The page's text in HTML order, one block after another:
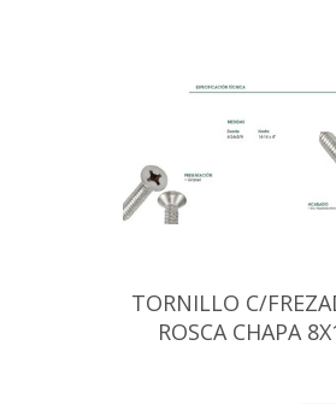
TORNILLO C/
ROSCA CHAPA